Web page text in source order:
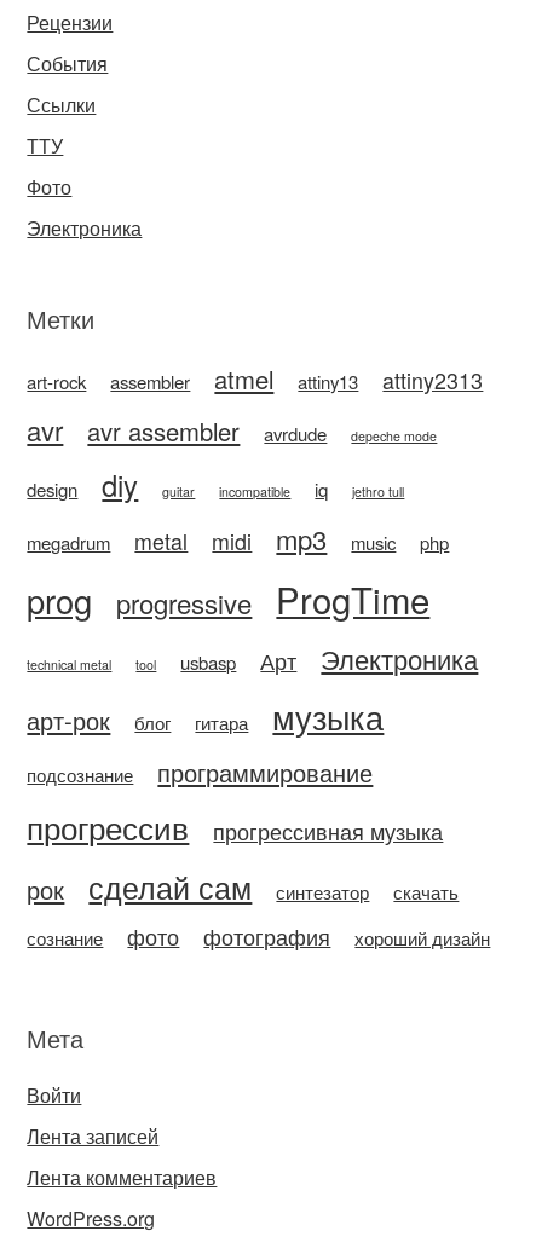
Рецензии
События
Ссылки
ТТУ
Фото
Электроника
Метки
art-rock assembler atmel attiny13 attiny2313
avr avr assembler avrdude depeche mode
design diy guitar incompatible iq jethro tull
megadrum metal midi mp3 music php
prog progressive ProgTime
technical metal tool usbasp Арт Электроника
арт-рок блог гитара музыка
подсознание программирование
прогрессив прогрессивная музыка
рок сделай сам синтезатор
скачать
сознание
фото фотография хороший дизайн
Мета
Войти
Лента записей
Лента комментариев
WordPress.org